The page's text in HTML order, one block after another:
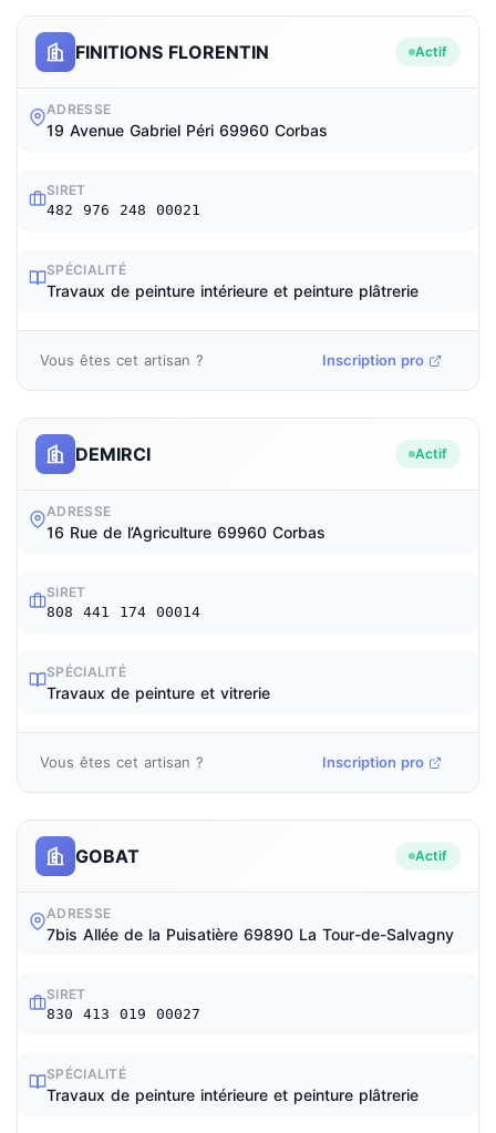
FINITIONS FLORENTIN Actif
ADRESSE
19 Avenue Gabriel Péri 69960 Corbas
SIRET
482 976 248 00021
SPÉCIALITÉ
Travaux de peinture intérieure et peinture plâtrerie
Vous êtes cet artisan ? Inscription pro
DEMIRCI Actif
ADRESSE
16 Rue de l’Agriculture 69960 Corbas
SIRET
808 441 174 00014
SPÉCIALITÉ
Travaux de peinture et vitrerie
Vous êtes cet artisan ? Inscription pro
GOBAT Actif
ADRESSE
7bis Allée de la Puisatière 69890 La Tour-de-Salvagny
SIRET
830 413 019 00027
SPÉCIALITÉ
Travaux de peinture intérieure et peinture plâtrerie